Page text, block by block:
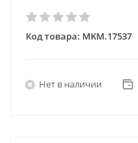
Код товара: MKM.17537
Нет в наличии